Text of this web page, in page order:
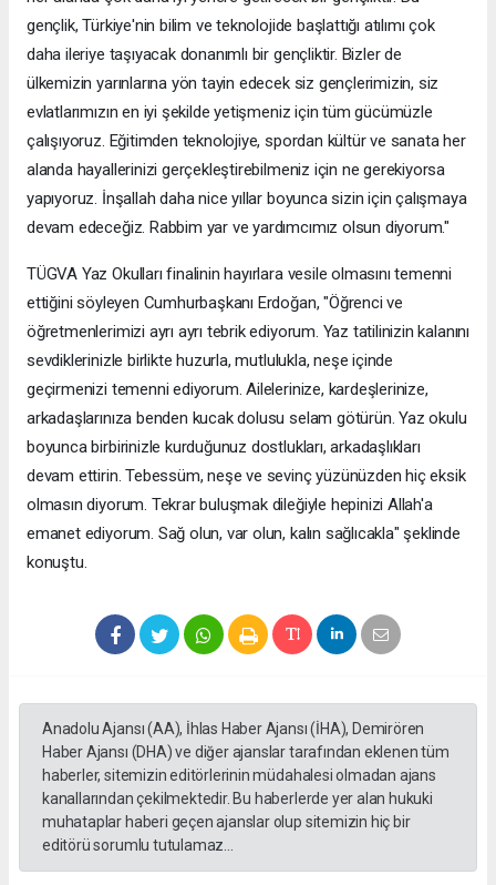
gençlik, Türkiye'nin bilim ve teknolojide başlattığı atılımı çok
daha ileriye taşıyacak donanımlı bir gençliktir. Bizler de
ülkemizin yarınlarına yön tayin edecek siz gençlerimizin, siz
evlatlarımızın en iyi şekilde yetişmeniz için tüm gücümüzle
çalışıyoruz. Eğitimden teknolojiye, spordan kültür ve sanata her
alanda hayallerinizi gerçekleştirebilmeniz için ne gerekiyorsa
yapıyoruz. İnşallah daha nice yıllar boyunca sizin için çalışmaya
devam edeceğiz. Rabbim yar ve yardımcımız olsun diyorum."
TÜGVA Yaz Okulları finalinin hayırlara vesile olmasını temenni
ettiğini söyleyen Cumhurbaşkanı Erdoğan, "Öğrenci ve
öğretmenlerimizi ayrı ayrı tebrik ediyorum. Yaz tatilinizin kalanını
sevdiklerinizle birlikte huzurla, mutlulukla, neşe içinde
geçirmenizi temenni ediyorum. Ailelerinize, kardeşlerinize,
arkadaşlarınıza benden kucak dolusu selam götürün. Yaz okulu
boyunca birbirinizle kurduğunuz dostlukları, arkadaşlıkları
devam ettirin. Tebessüm, neşe ve sevinç yüzünüzden hiç eksik
olmasın diyorum. Tekrar buluşmak dileğiyle hepinizi Allah'a
emanet ediyorum. Sağ olun, var olun, kalın sağlıcakla" şeklinde
konuştu.
Anadolu Ajansı (AA), İhlas Haber Ajansı (İHA), Demirören
Haber Ajansı (DHA) ve diğer ajanslar tarafından eklenen tüm
haberler, sitemizin editörlerinin müdahalesi olmadan ajans
kanallarından çekilmektedir. Bu haberlerde yer alan hukuki
muhataplar haberi geçen ajanslar olup sitemizin hiç bir
editörü sorumlu tutulamaz...